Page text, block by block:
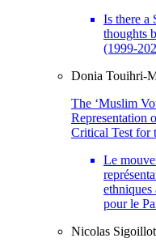
Is there a
thoughts
(1999-
Donia Touihri-
The ‘Muslim
Representation
Critical Test for
Le
pour le
Nicolas Sigoillot